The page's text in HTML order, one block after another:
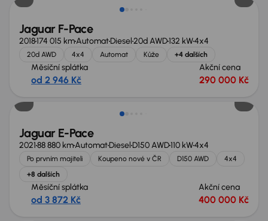
Jaguar F-Pace
2018174 015 kmAutomatDiesel20d AWD132 kW4x4
20d AWD 4x4 Automat Kůže +4 dalších
Měsíční splátka
od 2 946 Kč
Akční cena
290 000 Kč
Zlevněno o 70 000 Kč
Jaguar E-Pace
202188 880 kmAutomatDiesel D150 AWD110 kW4x4
Po prvním majiteli Koupeno nové v ČR D150 AWD
4x4
+8 dalších
Měsíční splátka
od 3 872 Kč
Akční cena
400 000 Kč
Možnost odpočtu DPH